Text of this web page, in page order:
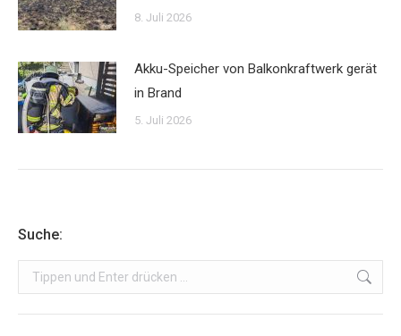
8. Juli 2026
Akku-Speicher von Balkonkraftwerk gerät
in Brand
5. Juli 2026
Suche:
Search: